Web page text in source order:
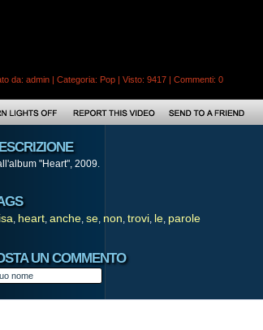
da: admin | Categoria: Pop | Visto: 9417 | Commenti: 0
"Heart", 2009.
, heart, anche, se, non, trovi, le, parole
UN COMMENTO